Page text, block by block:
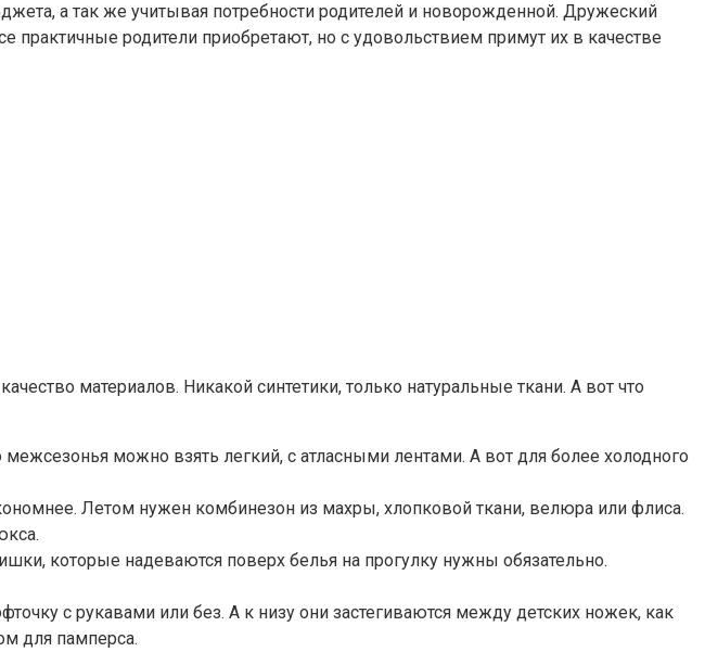
а так же учитывая потребности родителей и новорожденной. Дружеский
родители приобретают, но с удовольствием примут их в качестве
материалов. Никакой синтетики, только натуральные ткани. А вот что
можно взять легкий, с атласными лентами. А вот для более холодного
Летом нужен комбинезон из махры, хлопковой ткани, велюра или флиса.
которые надеваются поверх белья на прогулку нужны обязательно.
с рукавами или без. А к низу они застегиваются между детских ножек, как
для памперса.